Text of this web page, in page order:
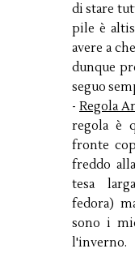
di stare
pile è
avere a
dunque
seguo
- Regola
regola è
fronte
freddo
tesa
fedora)
sono i
l'inverno.